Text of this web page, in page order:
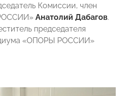
Комиссии, член
Анатолий Дабагов.
председателя
«ОПОРЫ РОССИИ»